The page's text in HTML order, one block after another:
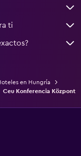
ti
en Hungría
Ceu Konferencia Központ